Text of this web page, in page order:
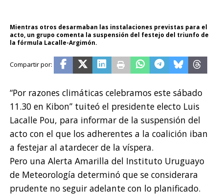
Mientras otros desarmaban las instalaciones previstas para el
acto, un grupo comenta la suspensión del festejo del triunfo de
la fórmula Lacalle-Argimón.
“Por razones climáticas celebramos este sábado
11.30 en Kibon” tuiteó el presidente electo Luis
Lacalle Pou, para informar de la suspensión del
acto con el que los adherentes a la coalición iban
a festejar al atardecer de la víspera.
Pero una Alerta Amarilla del Instituto Uruguayo
de Meteorología determinó que se considerara
prudente no seguir adelante con lo planificado.